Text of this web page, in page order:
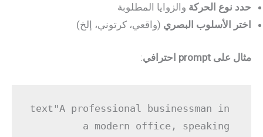
حدد نوع الحركة والزوايا المطلوبة
اختر الأسلوب البصري (واقعي، كرتوني، إلخ)
مثال على prompt احترافي :
text "A professional businessman in
a modern office, speaking